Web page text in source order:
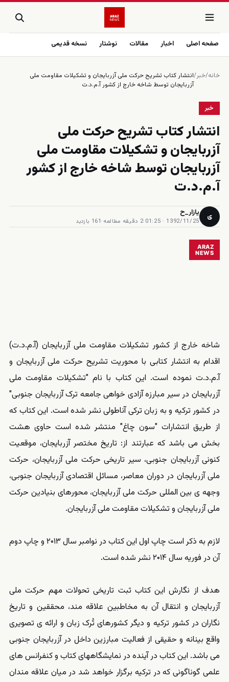
صفحه اصلی اخبار مقالات نوشتار نسخه قدیمی
خانه/خبر/انتشار کتاب تشریح حرکت ملی آزربایجان و تشکیلات مقاومت ملی
آزربایجان توسط شاخه خارج از کشور آ.م.د.ت
خبر
انتشار کتاب تشریح حرکت ملی
آزربایجان و تشکیلات مقاومت ملی
آزربایجان توسط شاخه خارج از کشور
آ.م.د.ت
ی یازار_ح
1392/11/25 · 01:25
·2 دقیقه مطالعه ·161 بازدید
ARAZ
NEWS
شاخه خارج از کشور تشکیلات مقاومت ملی آزربایجان (آ.م.د.ت)
اقدام به انتشار کتابی با محوریت تشریح حرکت ملی آزربایجان و
آ.م.د.ت نموده است. این کتاب با نام "تشکیلات مقاومت ملی
آزربایجان در سیر مبارزه آزادی خواهی جامعه ترک آزربایجان جنوبی"
در کشور ترکیه و به زبان ترکی آناطولی نشر شده است. این کتاب که
از طریق انتشارات "سون چاغ" منتشر شده است حاوی هشت
بخش می باشد که عبارتند از: تاریخ مختصر آزربایجان، موقعیت
کنونی آزربایجان جنوبی، سیر تاریخی حرکت ملی آزربایجان، حرکت
ملی آزربایجان در دوران معاصر، مسائل اقتصادی آزربایجان جنوبی،
وجهه ی بین المللی حرکت ملی آزربایجان، محورهای بنیادین حرکت
ملی آزربایجان و تشکیلات مقاومت ملی آزربایجان.
لازم به ذکر است چاپ اول این کتاب در نوامبر سال ۲۰۱۳ و چاپ دوم
آن در فوریه سال ۲۰۱۴ نشر شده است.
هدف از نگارش این کتاب ثبت تاریخی تحولات مهم حرکت ملی
آزربایجان و انتقال آن به مخاطبین علاقه مند، محققین و تاریخ
نگاران در کشور ترکیه و دیگر کشورهای تُرک زبان و ارائه ی تصویری
واقع بینانه و حقیقی از فعالیت مبارزین داخل در آزربایجان جنوبی
می باشد. این کتاب در آینده در نمایشگاههای کتاب و کنفرانس های
علمی گوناگونی که در ترکیه برگزار خواهد شد در میان علاقه مندان